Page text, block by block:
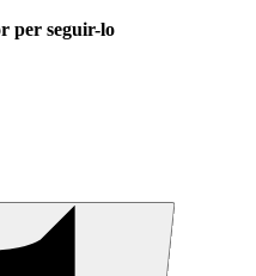
per seguir-lo